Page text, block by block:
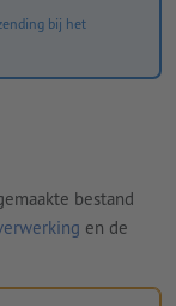
bij het
bestand
en de